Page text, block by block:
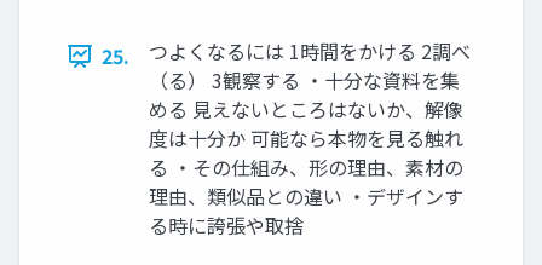
25.
つよくなるには 1時間をかける 2調べ
（る） 3観察する ・十分な資料を集
める 見えないところはないか、解像
度は十分か 可能なら本物を見る触れ
る ・その仕組み、形の理由、素材の
理由、類似品との違い ・デザインす
る時に誇張や取捨